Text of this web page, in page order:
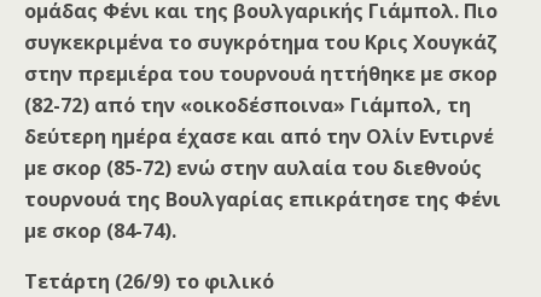
ομάδας Φένι και της βουλγαρικής Γιάμπολ. Πιο
συγκεκριμένα το συγκρότημα του Κρις Χουγκάζ
στην πρεμιέρα του τουρνουά ηττήθηκε με σκορ
(82-72) από την «οικοδέσποινα» Γιάμπολ, τη
δεύτερη ημέρα έχασε και από την Ολίν Εντιρνέ
με σκορ (85-72) ενώ στην αυλαία του διεθνούς
τουρνουά της Βουλγαρίας επικράτησε της Φένι
με σκορ (84-74).
Τετάρτη (26/9) το φιλικό